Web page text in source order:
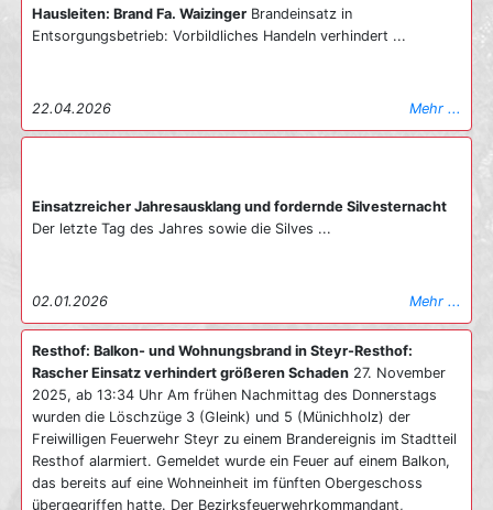
Hausleiten: Brand Fa. Waizinger Brandeinsatz in
Entsorgungsbetrieb: Vorbildliches Handeln verhindert ...
22.04.2026 Mehr ...
Einsatzreicher Jahresausklang und fordernde Silvesternacht
Der letzte Tag des Jahres sowie die Silves ...
02.01.2026 Mehr ...
Resthof: Balkon- und Wohnungsbrand in Steyr-Resthof:
Rascher Einsatz verhindert größeren Schaden 27. November
2025, ab 13:34 Uhr Am frühen Nachmittag des Donnerstags
wurden die Löschzüge 3 (Gleink) und 5 (Münichholz) der
Freiwilligen Feuerwehr Steyr zu einem Brandereignis im Stadtteil
Resthof alarmiert. Gemeldet wurde ein Feuer auf einem Balkon,
das bereits auf eine Wohneinheit im fünften Obergeschoss
übergegriffen hatte. Der Bezirksfeuerwehrkommandant,